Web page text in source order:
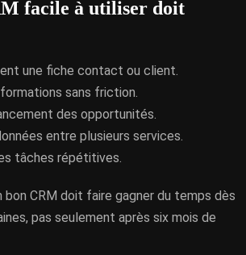
facile à utiliser doit
une fiche contact ou client.
sans friction.
des opportunités.
entre plusieurs services.
tâches répétitives.
bon CRM doit faire gagner du temps dès
pas seulement après six mois de